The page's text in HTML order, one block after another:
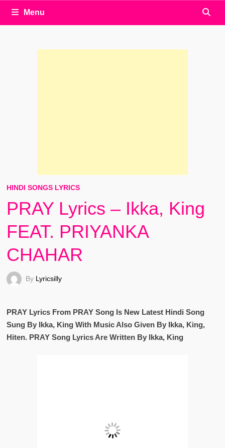
Menu
HINDI SONGS LYRICS
PRAY Lyrics – Ikka, King
FEAT. PRIYANKA
CHAHAR
By Lyricsilly
PRAY Lyrics From PRAY Song Is New Latest Hindi Song
Sung By Ikka, King With Music Also Given By Ikka, King,
Hiten. PRAY Song Lyrics Are Written By Ikka, King